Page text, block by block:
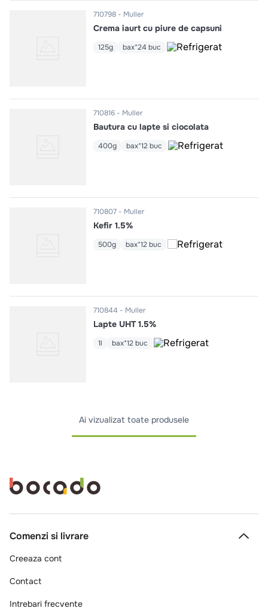
710798 Muller
Crema iaurt cu piure de capsuni
125g bax*24 buc
710816 Muller
Bautura cu lapte si ciocolata
400g bax*12 buc
710807 Muller
Kefir 1.5%
500g bax*12 buc
710844 Muller
Lapte UHT 1.5%
1l bax*12 buc
Ai vizualizat toate produsele
Comenzi si livrare
Creeaza cont
Contact
Intrebari frecvente